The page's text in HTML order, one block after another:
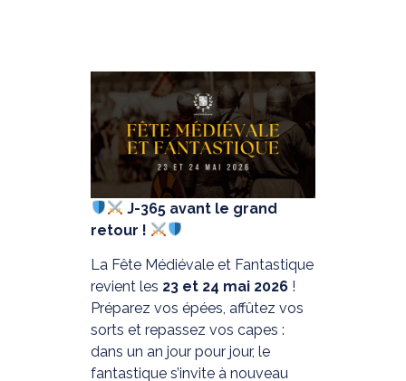
J-365 avant le grand
retour !
La Fête Médiévale et Fantastique
revient les 23 et 24 mai 2026!
Préparez vos épées, affûtez vos
sorts et repassez vos capes :
dans un an jour pour jour, le
fantastique s’invite à nouveau